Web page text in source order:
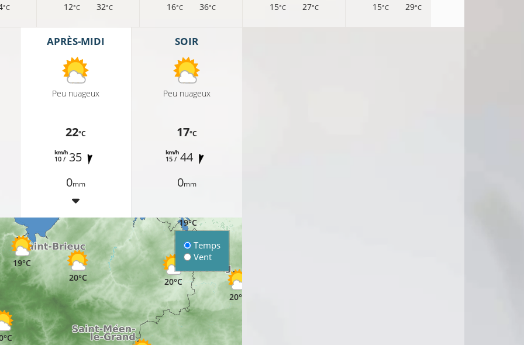
°C 12°C 32°C 16°C 36°C 15°C 27°C 15°C 29°C
APRÈS-MIDI
Peu nuageux
22°C
10 /
km/h 35
0mm
SOIR
Peu nuageux
17°C
15 /
km/h44
0mm
20°C
20°C
19°C
20°C
19°C
Temps
Vent